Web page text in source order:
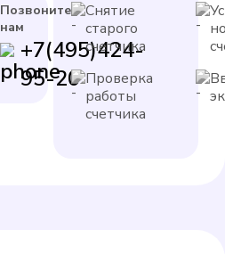
Снятие
старого
счетчика
Проверка
работы
счетчика
Позвоните
нам
+7(495)424-
95-20